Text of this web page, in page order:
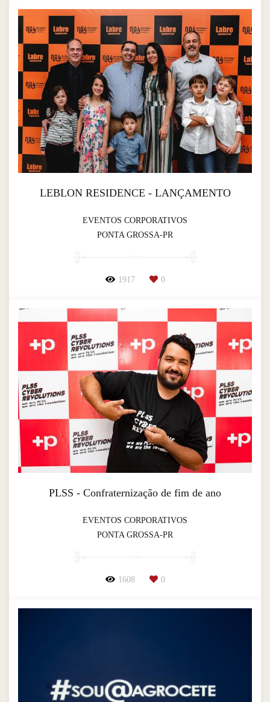
LEBLON RESIDENCE - LANÇAMENTO
EVENTOS CORPORATIVOS
PONTA GROSSA-PR
1917 0
PLSS - Confraternização de fim de ano
EVENTOS CORPORATIVOS
PONTA GROSSA-PR
1608 0